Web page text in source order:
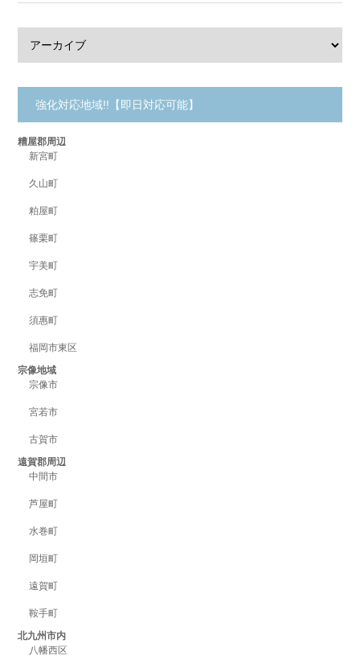
強化対応地域!!【即日対応可能】
糟屋郡周辺
新宮町
久山町
粕屋町
篠栗町
宇美町
志免町
須惠町
福岡市東区
宗像地域
宗像市
宮若市
古賀市
遠賀郡周辺
中間市
芦屋町
水巻町
岡垣町
遠賀町
鞍手町
北九州市内
八幡西区